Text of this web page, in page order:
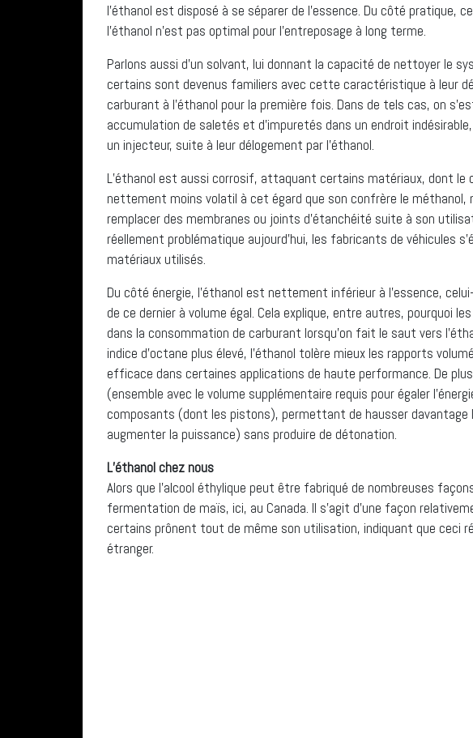
l’éthanol est disposé à se séparer de l’essence. Du côté pratique,
l’éthanol n’est pas optimal pour l’entreposage à long terme.
Parlons aussi d’un solvant, lui donnant la capacité de nettoyer le
certains sont devenus familiers avec cette caractéristique à leur
carburant à l’éthanol pour la première fois. Dans de tels cas, on
accumulation de saletés et d’impuretés dans un endroit
un injecteur, suite à leur délogement par l’éthanol.
L’éthanol est aussi corrosif, attaquant certains matériaux, dont le
nettement moins volatil à cet égard que son confrère le méthanol,
remplacer des membranes ou joints d’étanchéité suite à son
réellement problématique aujourd’hui, les fabricants de véhicules
matériaux utilisés.
Du côté énergie, l’éthanol est nettement inférieur à l’essence,
de ce dernier à volume égal. Cela explique, entre autres, pourquoi
dans la consommation de carburant lorsqu’on fait le saut vers
indice d’octane plus élevé, l’éthanol tolère mieux les rapports
efficace dans certaines applications de haute performance. De
(ensemble avec le volume supplémentaire requis pour égaler
composants (dont les pistons), permettant de hausser davantage
augmenter la puissance) sans produire de détonation.
L’éthanol chez nous
Alors que l’alcool éthylique peut être fabriqué de nombreuses
fermentation de maïs, ici, au Canada. Il s’agit d’une façon
certains prônent tout de même son utilisation, indiquant que ceci
étranger.